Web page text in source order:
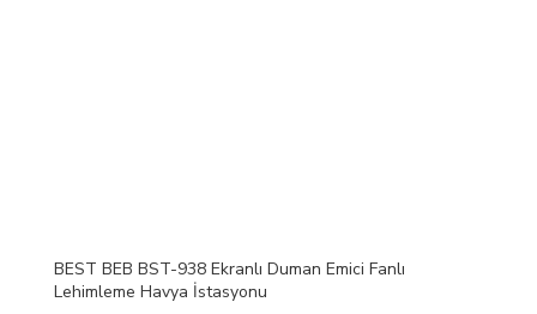
BEST BEB BST-938 Ekranlı Duman Emici Fanlı
Lehimleme Havya İstasyonu